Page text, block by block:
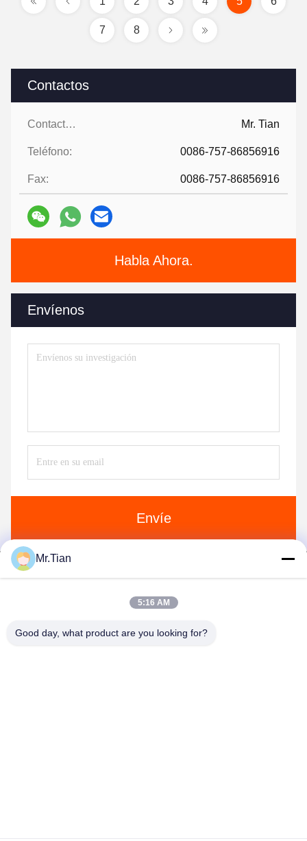
Contactos
Contactos: Mr. Tian
Teléfono: 0086-757-86856916
Fax: 0086-757-86856916
Habla Ahora.
Envíenos
Envíe
7 8
Co., Ltd.
Mr.Tian
5:16 AM
Good day, what product are you looking for?